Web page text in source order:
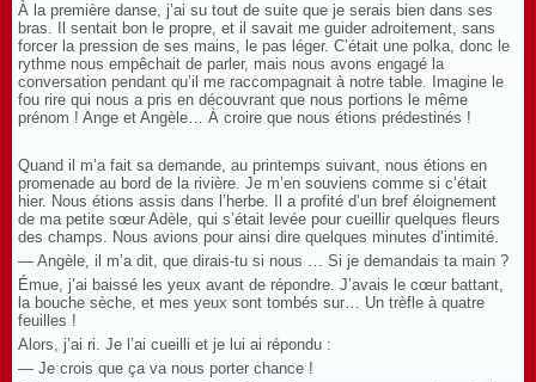
À la première danse, j’ai su tout de suite que je serais bien dans ses
bras. Il sentait bon le propre, et il savait me guider adroitement, sans
forcer la pression de ses mains, le pas léger. C’était une polka, donc le
rythme nous empêchait de parler, mais nous avons engagé la
conversation pendant qu’il me raccompagnait à notre table. Imagine le
fou rire qui nous a pris en découvrant que nous portions le même
prénom ! Ange et Angèle… À croire que nous étions prédestinés !
Quand il m’a fait sa demande, au printemps suivant, nous étions en
promenade au bord de la rivière. Je m’en souviens comme si c’était
hier. Nous étions assis dans l’herbe. Il a profité d’un bref éloignement
de ma petite sœur Adèle, qui s’était levée pour cueillir quelques fleurs
des champs. Nous avions pour ainsi dire quelques minutes d’intimité.
— Angèle, il m’a dit, que dirais-tu si nous … Si je demandais ta main ?
Émue, j’ai baissé les yeux avant de répondre. J’avais le cœur battant,
la bouche sèche, et mes yeux sont tombés sur… Un trèfle à quatre
feuilles !
Alors, j’ai ri. Je l’ai cueilli et je lui ai répondu :
— Je crois que ça va nous porter chance !